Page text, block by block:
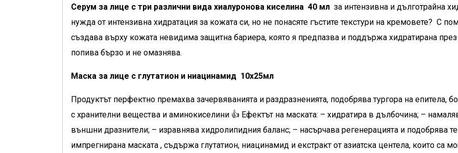
Серум за лице с три различни вида хиалуронова киселина 40 мл за интензивна и дълготрайна
нужда от интензивна хидратация за кожата си, но не понасяте гъстите текстури на кремовете? С
създава върху кожата невидима защитна бариера, която я предпазва и поддържа хидратирана
попива бързо и не омазнява.
Маска за лице с глутатион и ниацинамид 10х25мл
Продуктът перфектно премахва зачервяванията и раздразненията, подобрява тургора на епитела,
с хранителни вещества и аминокиселини 👍 Ефектът на маската: – хидратира в дълбочина; –
външни дразнители; – изравнява хидролипидния баланс; – насърчава регенерацията и подобрява
импрегнирана маската , съдържа глутатион, ниацинамид и екстракт от азиатска центела, които са